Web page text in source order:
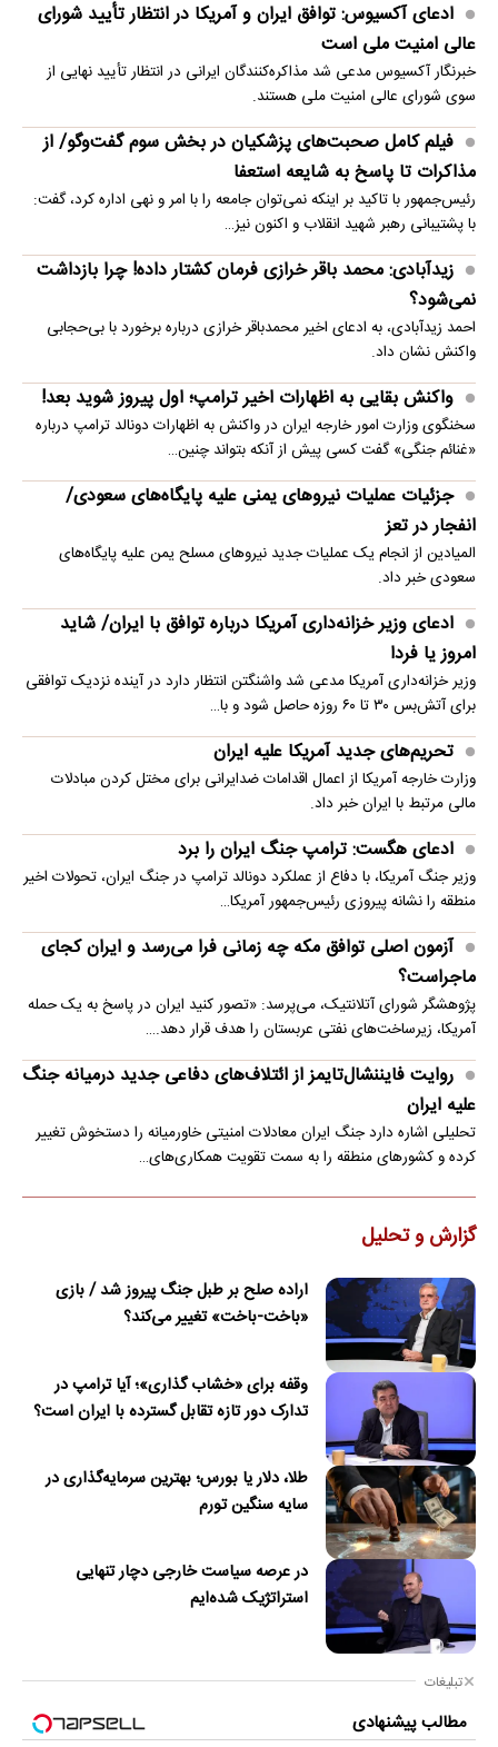
ادعای آکسیوس: توافق ایران و آمریکا در انتظار تأیید شورای
عالی امنیت ملی است
خبرنگار آکسیوس مدعی شد مذاکره‌کنندگان ایرانی در انتظار تأیید نهایی از
سوی شورای عالی امنیت ملی هستند.
فیلم کامل صحبت‌های پزشکیان در بخش سوم گفت‌وگو/ از
مذاکرات تا پاسخ به شایعه استعفا
رئیس‌جمهور با تاکید بر اینکه نمی‌توان جامعه را با امر و نهی اداره کرد، گفت:
با پشتیبانی رهبر شهید انقلاب و اکنون نیز…
زیدآبادی: محمد باقر خرازی فرمان کشتار داده! چرا بازداشت
نمی‌شود؟
احمد زیدآبادی، به ادعای اخیر محمدباقر خرازی درباره برخورد با بی‌حجابی
واکنش نشان داد.
واکنش بقایی به اظهارات اخیر ترامپ؛ اول پیروز شوید بعد!
سخنگوی وزارت امور خارجه ایران در واکنش به اظهارات دونالد ترامپ درباره
«غنائم جنگی» گفت کسی پیش از آنکه بتواند چنین…
جزئیات عملیات نیروهای یمنی علیه پایگاه‌های سعودی/
انفجار در تعز
المیادین از انجام یک عملیات جدید نیروهای مسلح یمن علیه پایگاه‌های
سعودی خبر داد.
ادعای وزیر خزانه‌داری آمریکا درباره توافق با ایران/ شاید
امروز یا فردا
وزیر خزانه‌داری آمریکا مدعی شد واشنگتن انتظار دارد در آینده نزدیک توافقی
برای آتش‌بس ۳۰ تا ۶۰ روزه حاصل شود و با…
تحریم‌های جدید آمریکا علیه ایران
وزارت خارجه آمریکا از اعمال اقدامات ضدایرانی برای مختل کردن مبادلات
مالی مرتبط با ایران خبر داد.
ادعای هگست: ترامپ جنگ ایران را برد
وزیر جنگ آمریکا، با دفاع از عملکرد دونالد ترامپ در جنگ ایران، تحولات اخیر
منطقه را نشانه پیروزی رئیس‌جمهور آمریکا…
آزمون اصلی توافق مکه چه زمانی فرا می‌رسد و ایران کجای
ماجراست؟
پژوهشگر شورای آتلانتیک، می‌پرسد: «تصور کنید ایران در پاسخ به یک حمله
آمریکا، زیرساخت‌های نفتی عربستان را هدف قرار دهد.…
روایت فایننشال‌تایمز از ائتلاف‌های دفاعی جدید درمیانه جنگ
علیه ایران
تحلیلی اشاره دارد جنگ ایران معادلات امنیتی خاورمیانه را دستخوش تغییر
کرده و کشورهای منطقه را به سمت تقویت همکاری‌های…
گزارش و تحلیل
اراده صلح بر طبل جنگ پیروز شد / بازی
«باخت-باخت» تغییر می‌کند؟
وقفه برای «خشاب گذاری»؛ آیا ترامپ در
تدارک دور تازه تقابل گسترده با ایران است؟
طلا، دلار یا بورس؛ بهترین سرمایه‌گذاری در
سایه سنگین تورم
در عرصه سیاست خارجی دچار تنهایی
استراتژیک شده‌ایم
تبلیغات
مطالب پیشنهادی